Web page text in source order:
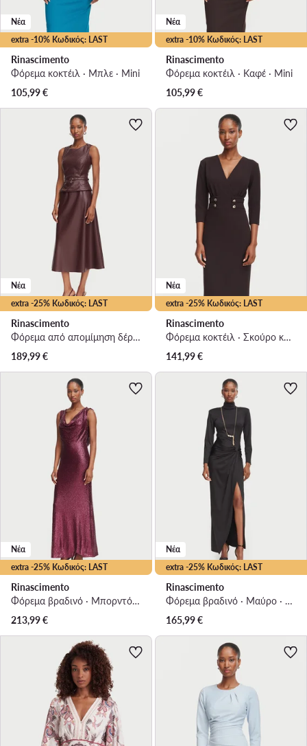
extra -10% Κωδικός: LAST
Νέα
Rinascimento
Φόρεμα κοκτέιλ · Μπλε · Mini
105,99€
extra -10% Κωδικός: LAST
Νέα
Rinascimento
Φόρεμα κοκτέιλ · Καφέ · Mini
105,99€
extra -25% Κωδικός: LAST
Νέα
Rinascimento
Φόρεμα από απομίμηση δέρματος · Μπορντό · Midi
189,99€
extra -25% Κωδικός: LAST
Νέα
Rinascimento
Φόρεμα κοκτέιλ · Σκούρο καφέ · Midi
141,99€
extra -25% Κωδικός: LAST
Νέα
Rinascimento
Φόρεμα βραδινό · Μπορντό · Maxi
213,99€
extra -25% Κωδικός: LAST
Νέα
Rinascimento
Φόρεμα βραδινό · Μαύρο · Maxi
165,99€